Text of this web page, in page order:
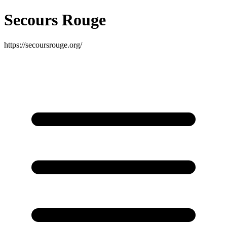
Secours Rouge
https://secoursrouge.org/